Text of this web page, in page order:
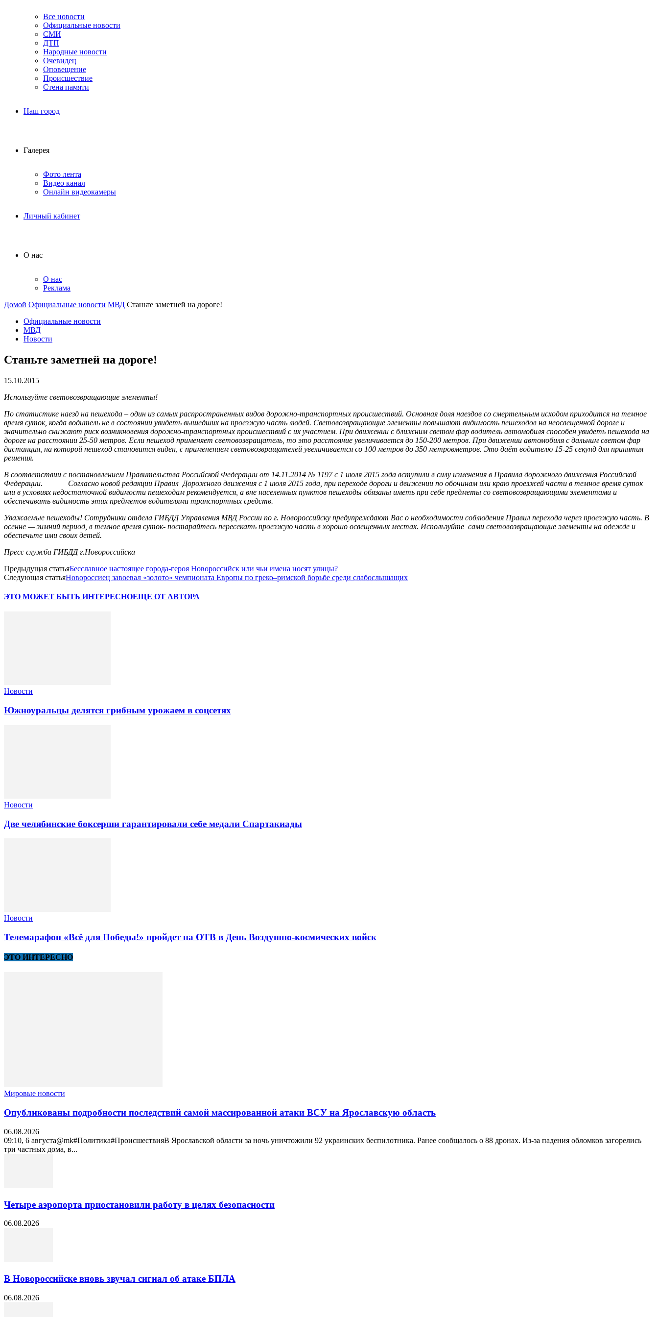
Все новости
Официальные новости
СМИ
ДТП
Народные новости
Очевидец
Оповещение
Происшествие
Стена памяти
Наш город
Галерея
Фото лента
Видео канал
Онлайн видеокамеры
Личный кабинет
О нас
О нас
Реклама
Домой Официальные новости МВД Станьте заметней на дороге!
Официальные новости
МВД
Новости
Станьте заметней на дороге!
15.10.2015
Используйте световозвращающие элементы!
По статистике наезд на пешехода – один из самых распространенных видов дорожно-транспортных происшествий. Основная доля наездов со смертельным исходом приходится на темное
время суток, когда водитель не в состоянии увидеть вышедших на проезжую часть людей. Световозвращающие элементы повышают видимость пешеходов на неосвещенной дороге и
значительно снижают риск возникновения дорожно-транспортных происшествий с их участием. При движении с ближним светом фар водитель автомобиля способен увидеть пешехода на
дороге на расстоянии 25-50 метров. Если пешеход применяет световозвращатель, то это расстояние увеличивается до 150-200 метров. При движении автомобиля с дальним светом фар
дистанция, на которой пешеход становится виден, с применением световозвращателей увеличивается со 100 метров до 350 метровметров. Это даёт водителю 15-25 секунд для принятия
решения.
В соответствии с постановлением Правительства Российской Федерации от 14.11.2014 № 1197 с 1 июля 2015 года вступили в силу изменения в Правила дорожного движения Российской
Федерации. Согласно новой редакции Правил Дорожного движения с 1 июля 2015 года, при переходе дороги и движении по обочинам или краю проезжей части в темное время суток
или в условиях недостаточной видимости пешеходам рекомендуется, а вне населенных пунктов пешеходы обязаны иметь при себе предметы со световозвращающими элементами и
обеспечивать видимость этих предметов водителями транспортных средств.
Уважаемые пешеходы! Сотрудники отдела ГИБДД Управления МВД России по г. Новороссийску предупреждают Вас о необходимости соблюдения Правил перехода через проезжую часть. В
осенне — зимний период, в темное время суток- постарайтесь пересекать проезжую часть в хорошо освещенных местах. Используйте сами световозвращающие элементы на одежде и
обеспечьте ими своих детей.
Пресс служба ГИБДД г.Новороссийска
Предыдущая статьяБесславное настоящее города-героя Новороссийск или чьи имена носят улицы?
Следующая статьяНовороссиец завоевал «золото» чемпионата Европы по греко–римской борьбе среди слабослышащих
ЭТО МОЖЕТ БЫТЬ ИНТЕРЕСНОЕЩЕ ОТ АВТОРА
Новости
Южноуральцы делятся грибным урожаем в соцсетях
Новости
Две челябинские боксерши гарантировали себе медали Спартакиады
Новости
Телемарафон «Всё для Победы!» пройдет на ОТВ в День Воздушно-космических войск
ЭТО ИНТЕРЕСНО
Мировые новости
Опубликованы подробности последствий самой массированной атаки ВСУ на Ярославскую область
06.08.2026
09:10, 6 августа@mk#Политика#ПроисшествияВ Ярославской области за ночь уничтожили 92 украинских беспилотника. Ранее сообщалось о 88 дронах. Из-за падения обломков загорелись
три частных дома, в...
Четыре аэропорта приостановили работу в целях безопасности
06.08.2026
В Новороссийске вновь звучал сигнал об атаке БПЛА
06.08.2026